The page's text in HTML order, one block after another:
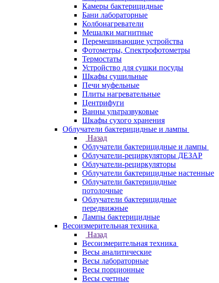
Камеры бактерицидные
Бани лабораторные
Колбонагреватели
Мешалки магнитные
Перемешивающие устройства
Фотометры, Спектрофотометры
Термостаты
Устройство для сушки посуды
Шкафы сушильные
Печи муфельные
Плиты нагревательные
Центрифуги
Ванны ультразвуковые
Шкафы сухого хранения
Облучатели бактерицидные и лампы
Назад
Облучатели бактерицидные и лампы
Облучатели-рециркуляторы ДЕЗАР
Облучатели-рециркуляторы
Облучатели бактерицидные настенные
Облучатели бактерицидные
потолочные
Облучатели бактерицидные
передвижные
Лампы бактерицидные
Весоизмерительная техника
Назад
Весоизмерительная техника
Весы аналитические
Весы лабораторные
Весы порционные
Весы счетные